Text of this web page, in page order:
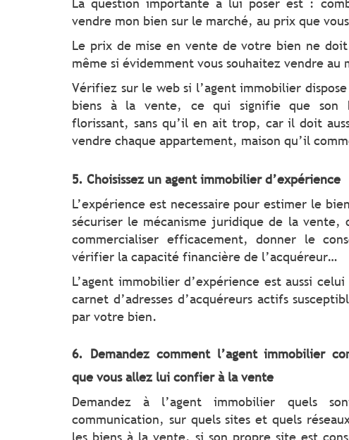
La question importante à lui poser est :
vendre mon bien sur le marché, au prix que
Le prix de mise en vente de votre bien ne
même si évidemment vous souhaitez vendre au
Vérifiez sur le web si l’agent immobilier
biens à la vente, ce qui signifie que son
florissant, sans qu’il en ait trop, car il doit
vendre chaque appartement, maison qu’il
5. Choisissez un agent immobilier d’expérience
L’expérience est necessaire pour estimer le
sécuriser le mécanisme juridique de la vente,
commercialiser efficacement, donner le
vérifier la capacité financière de l’acquéreur…
L’agent immobilier d’expérience est aussi
carnet d’adresses d’acquéreurs actifs
par votre bien.
6. Demandez comment l’agent immobilier
que vous allez lui confier à la vente
Demandez à l’agent immobilier quels
communication, sur quels sites et quels
les biens à la vente, si son propre site est